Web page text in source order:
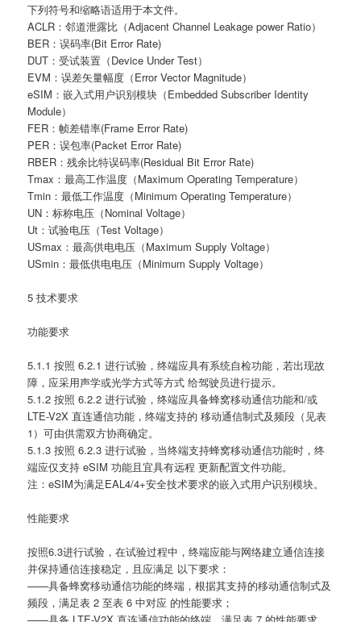
下列符号和缩略语适用于本文件。
ACLR：邻道泄露比（Adjacent Channel Leakage power Ratio）
BER：误码率(Bit Error Rate)
DUT：受试装置（Device Under Test）
EVM：误差矢量幅度（Error Vector Magnitude）
eSIM：嵌入式用户识别模块（Embedded Subscriber Identity
Module）
FER：帧差错率(Frame Error Rate)
PER：误包率(Packet Error Rate)
RBER：残余比特误码率(Residual Bit Error Rate)
Tmax：最高工作温度（Maximum Operating Temperature）
Tmin：最低工作温度（Minimum Operating Temperature）
UN：标称电压（Nominal Voltage）
Ut：试验电压（Test Voltage）
USmax：最高供电电压（Maximum Supply Voltage）
USmin：最低供电电压（Minimum Supply Voltage）
5 技术要求
功能要求
5.1.1 按照 6.2.1 进行试验，终端应具有系统自检功能，若出现故
障，应采用声学或光学方式等方式 给驾驶员进行提示。
5.1.2 按照 6.2.2 进行试验，终端应具备蜂窝移动通信功能和/或
LTE-V2X 直连通信功能，终端支持的 移动通信制式及频段（见表
1）可由供需双方协商确定。
5.1.3 按照 6.2.3 进行试验，当终端支持蜂窝移动通信功能时，终
端应仅支持 eSIM 功能且宜具有远程 更新配置文件功能。
注：eSIM为满足EAL4/4+安全技术要求的嵌入式用户识别模块。
性能要求
按照6.3进行试验，在试验过程中，终端应能与网络建立通信连接
并保持通信连接稳定，且应满足 以下要求：
——具备蜂窝移动通信功能的终端，根据其支持的移动通信制式及
频段，满足表 2 至表 6 中对应 的性能要求；